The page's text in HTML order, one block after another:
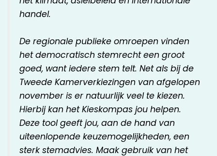
handel.
De regionale publieke omroepen vinden
het democratisch stemrecht een groot
goed, want iedere stem telt. Net als bij de
Tweede Kamerverkiezingen van afgelopen
november is er natuurlijk veel te kiezen.
Hierbij kan het Kieskompas jou helpen.
Deze tool geeft jou, aan de hand van
uiteenlopende keuzemogelijkheden, een
sterk stemadvies. Maak gebruik van het